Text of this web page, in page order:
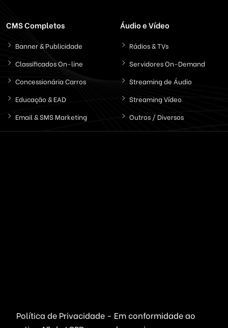
CMS Completos
Banner & Publicidade
Classificados On-line
Concessionária Carros
Educação & EAD
Email & SMS Marketing
Ferramentas & Sistemas
Áudio e Vídeo
Rádios & TVs
Servidores On-Demand
Streaming de Áudio
Streaming Vídeo
Outros / Diversos
Criptomoedas Links Rápidos
Política de Privacidade - Em conformidade ao